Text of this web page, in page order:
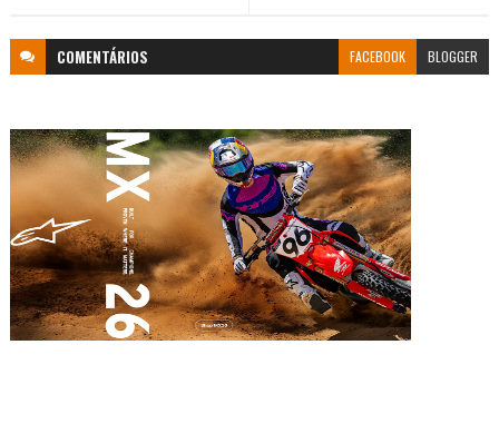
COMENTÁRIOS FACEBOOK BLOGGER